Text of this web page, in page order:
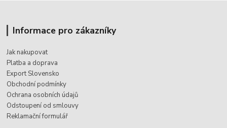
Informace pro zákazníky
Jak nakupovat
Platba a doprava
Export Slovensko
Obchodní podmínky
Ochrana osobních údajů
Odstoupení od smlouvy
Reklamační formulář